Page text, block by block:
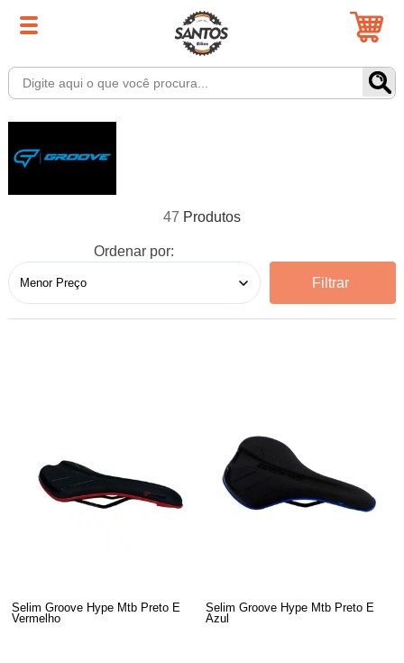
47
Ordenar por:
Filtrar
Selim Groove Hype Mtb Preto E
Vermelho
Selim Groove Hype Mtb Preto E
Azul